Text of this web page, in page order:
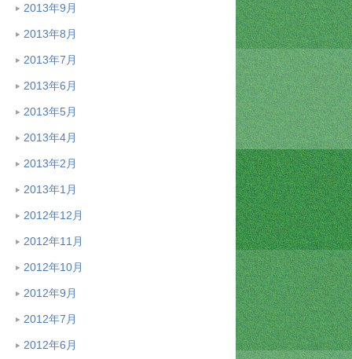
2013年9月
2013年8月
2013年7月
2013年6月
2013年5月
2013年4月
2013年2月
2013年1月
2012年12月
2012年11月
2012年10月
2012年9月
2012年7月
2012年6月